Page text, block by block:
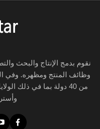
نقوم بدمج الإنتاج والبحث
وظائف المنتج ومظهره. وفي
من 40 دولة بما في ذلك